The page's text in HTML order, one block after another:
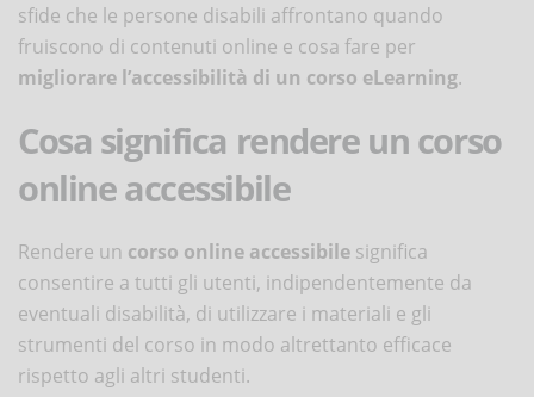
sfide che le persone disabili affrontano quando
fruiscono di contenuti online e cosa fare per
migliorare l’accessibilità di un corso eLearning.
Cosa significa rendere un corso
online accessibile
Rendere un corso online accessibile significa
consentire a tutti gli utenti, indipendentemente da
eventuali disabilità, di utilizzare i materiali e gli
strumenti del corso in modo altrettanto efficace
rispetto agli altri studenti.